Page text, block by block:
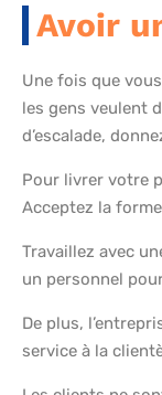
Avoir
Une fois que
les gens veulent
d’escalade,
Pour livrer votre
Acceptez la
Travaillez avec
un personnel
De plus,
service à la